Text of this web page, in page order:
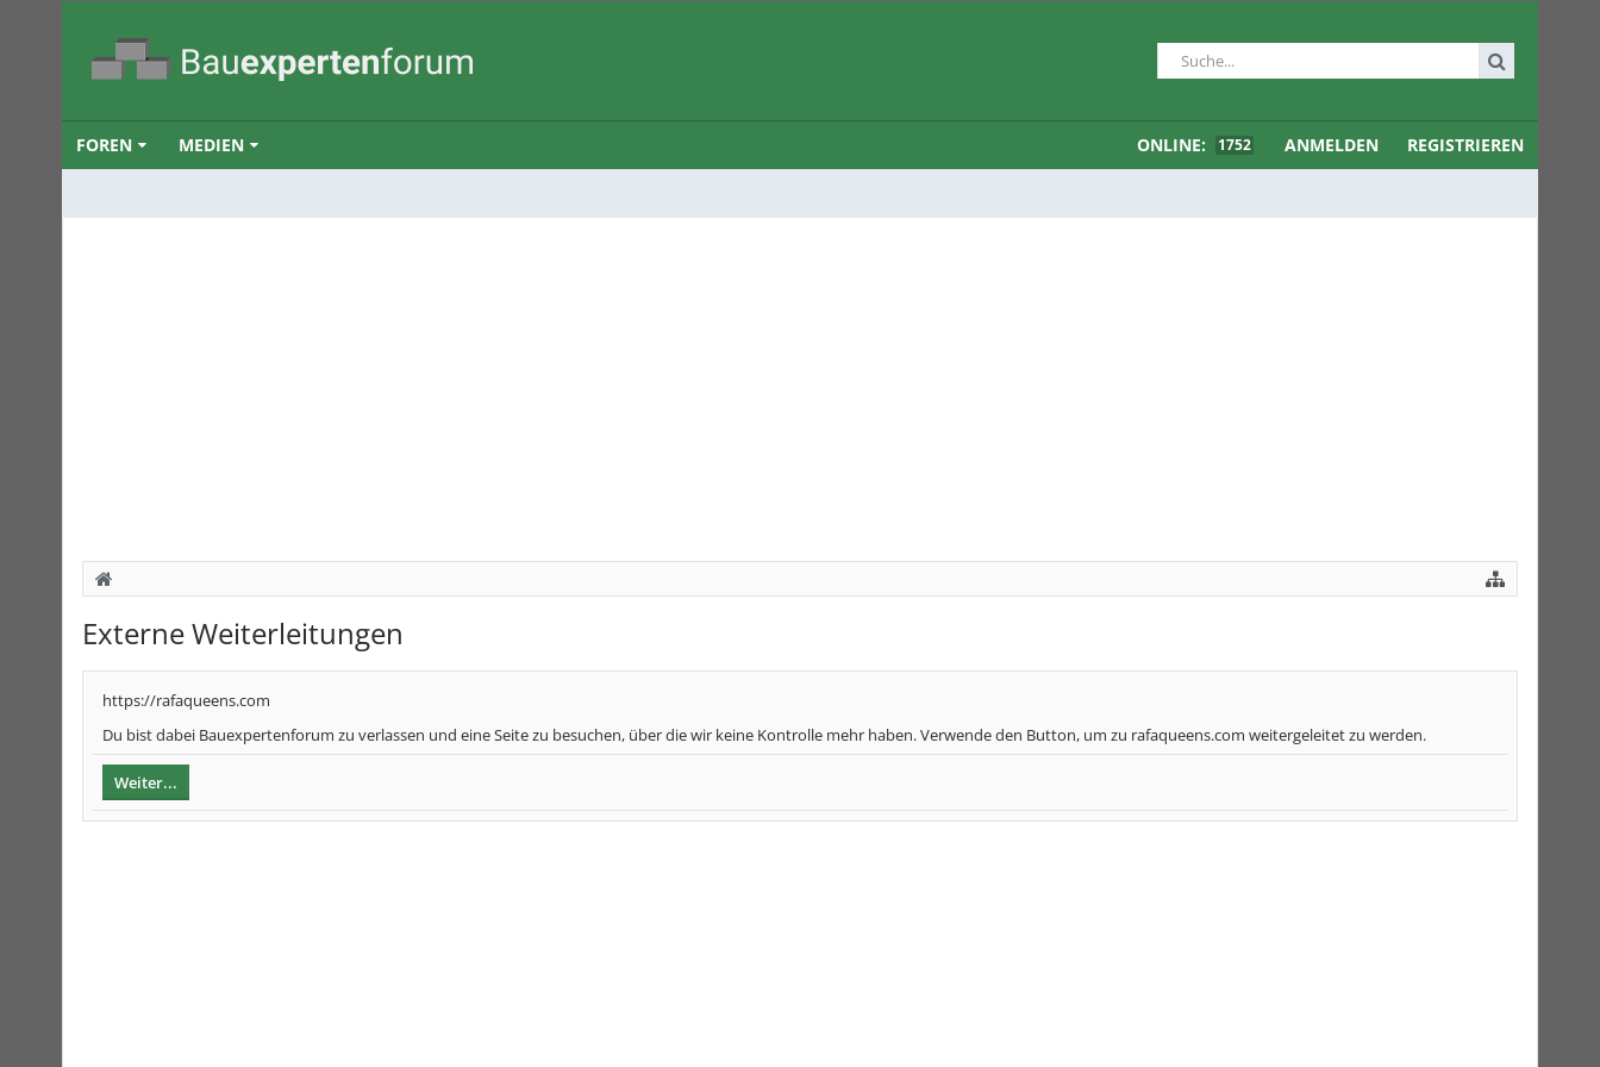
FOREN MEDIEN ONLINE: 1752 ANMELDEN REGISTRIEREN
Externe Weiterleitungen
https://rafaqueens.com
Du bist dabei Bauexpertenforum zu verlassen und eine Seite zu besuchen, über die wir keine Kontrolle mehr haben. Verwende den Button, um zu rafaqueens.com weitergeleitet zu werden.
Weiter...